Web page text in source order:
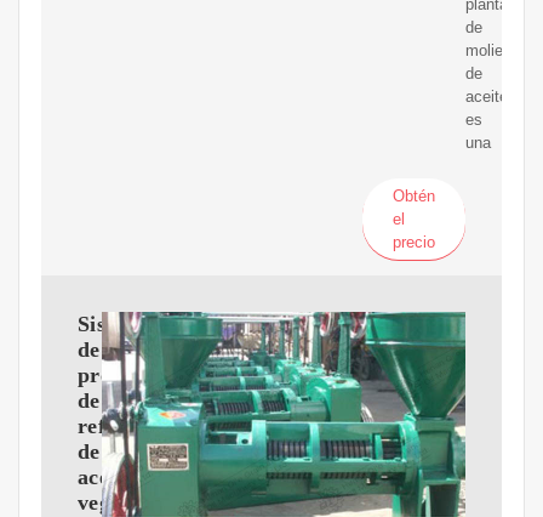
planta
de
molienda
de
aceite
es
una
Obtén
el
precio
Sistemas
de
procesos
de
refinado
de
aceites
vegetales